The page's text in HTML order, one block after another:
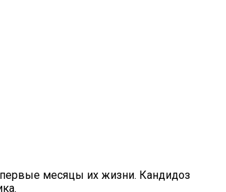
месяцы их жизни. Кандидоз